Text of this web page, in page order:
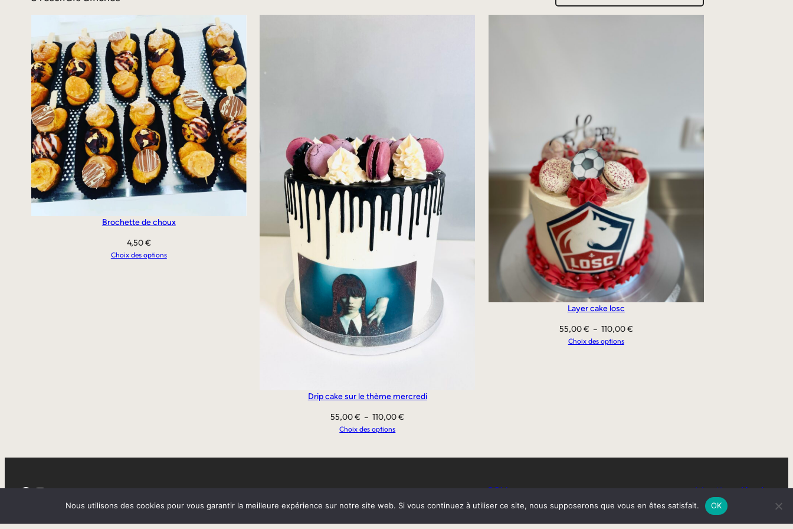
Brochette de choux
4,50€
Choix des options
Drip cake sur le thème mercredi
55,00€ – 110,00€Plage
55,00 €
Choix des options
Layer cake losc
55,00€ – 110,00€Plage
Choix des options
Facebook Instagram CGV Mentions légales
Nous utilisons des cookies pour vous garantir la meilleure expérience sur notre site web. Si vous continuez à utiliser ce site, nous supposerons que vous en êtes satisfait. OK